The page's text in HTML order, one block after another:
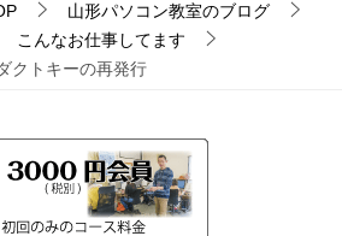
山形パソコン教室のブログ
こんなお仕事してます
クトキーの再発行